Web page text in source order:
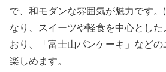
で、和モダンな雰囲気が魅力です
なり、スイーツや軽食を中心とし
おり、「富士山パンケーキ」など
楽しめます。